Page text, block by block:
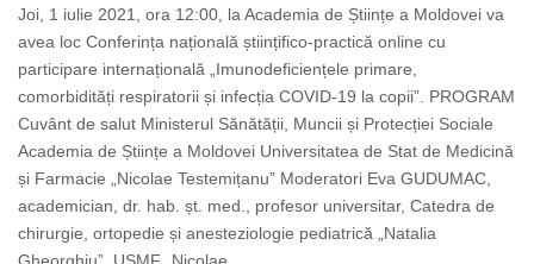
Joi, 1 iulie 2021, ora 12:00, la Academia de Științe a Moldovei va
avea loc Conferința națională științifico-practică online cu
participare internațională „Imunodeficiențele primare,
comorbidități respiratorii și infecția COVID-19 la copii”. PROGRAM
Cuvânt de salut Ministerul Sănătății, Muncii și Protecției Sociale
Academia de Științe a Moldovei Universitatea de Stat de Medicină
și Farmacie „Nicolae Testemițanu” Moderatori Eva GUDUMAC,
academician, dr. hab. șt. med., profesor universitar, Catedra de
chirurgie, ortopedie și anesteziologie pediatrică „Natalia